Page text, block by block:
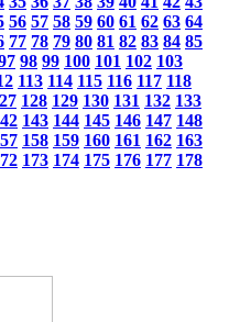
56 57 58 59 60 61 62 63 64
77 78 79 80 81 82 83 84 85
98 99 100 101 102 103
113 114 115 116 117 118
128 129 130 131 132 133
143 144 145 146 147 148
158 159 160 161 162 163
173 174 175 176 177 178